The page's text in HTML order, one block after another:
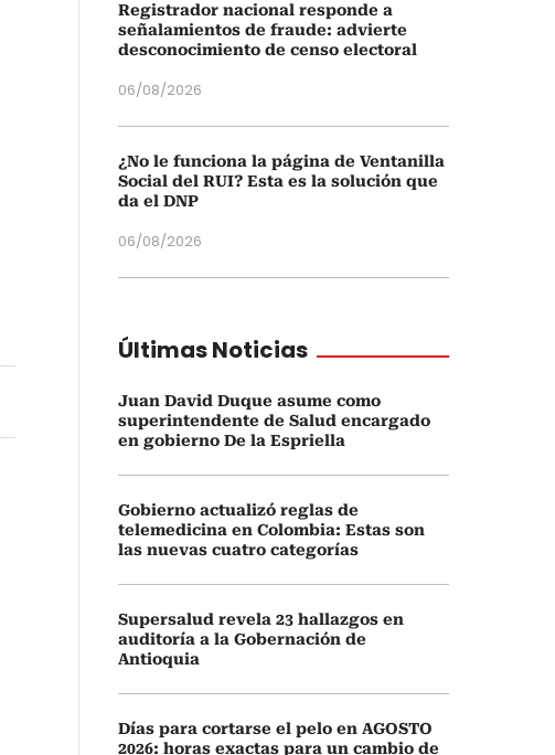
Registrador nacional responde a
señalamientos de fraude: advierte
desconocimiento de censo electoral
06/08/2026
¿No le funciona la página de Ventanilla
Social del RUI? Esta es la solución que
da el DNP
06/08/2026
Últimas Noticias
Juan David Duque asume como
superintendente de Salud encargado
en gobierno De la Espriella
Gobierno actualizó reglas de
telemedicina en Colombia: Estas son
las nuevas cuatro categorías
Supersalud revela 23 hallazgos en
auditoría a la Gobernación de
Antioquia
Días para cortarse el pelo en AGOSTO
2026: horas exactas para un cambio de